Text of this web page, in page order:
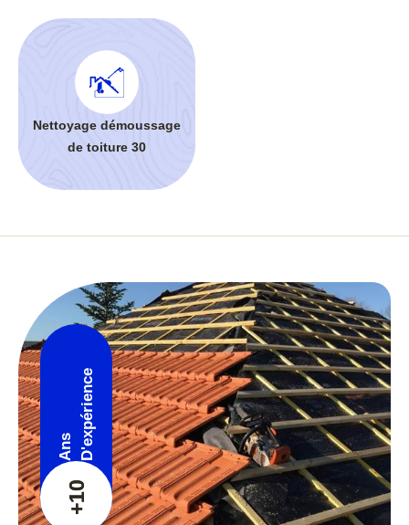
Nettoyage démoussage
de toiture 30
+10
Ans D'expérience